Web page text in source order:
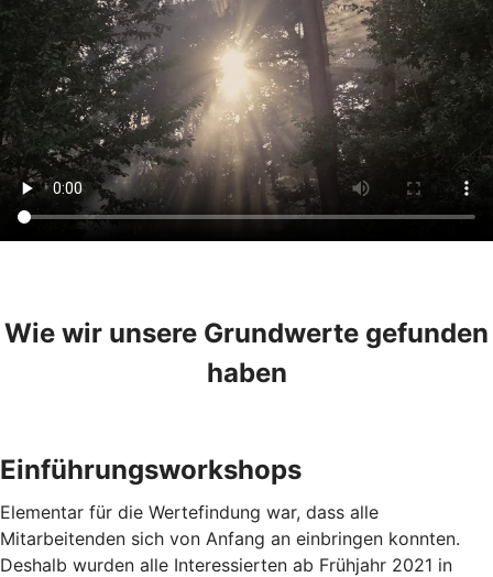
Wie wir unsere Grundwerte gefunden
haben
Einführungsworkshops
Elementar für die Wertefindung war, dass alle
Mitarbeitenden sich von Anfang an einbringen konnten.
Deshalb wurden alle Interessierten ab Frühjahr 2021 in